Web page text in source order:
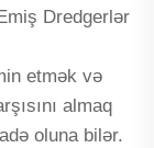
Dredgerlər
etmək və
almaq
oluna bilər.